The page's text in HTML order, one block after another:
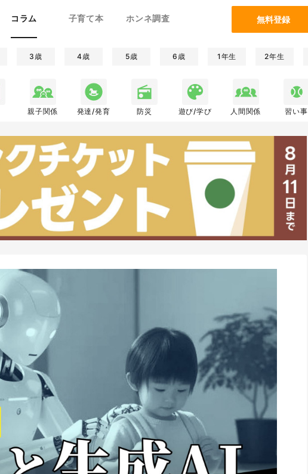
コラム 子育て本 ホンネ調査 無料登録
3歳 4歳 5歳 6歳 1年生 2年生
親子関係 発達/発育 防災 遊び/学び 人間関係 習い事